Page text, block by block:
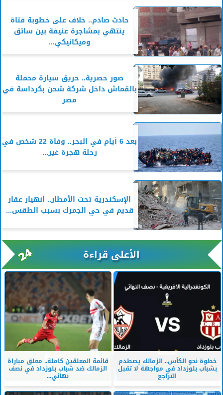
حادث صادم.. خلاف على خطوبة فتاة
ينتهي بمشاجرة عنيفة بين سائق
وميكانيكي...
صور حصرية.. حريق سيارة محملة
بالقماش داخل شركة شحن بكرداسة في
مصر
بعد 6 أيام في البحر.. وفاة 22 شخص في
رحلة هجرة غير...
الإسكندرية تحت الأمطار.. انهيار عقار
قديم في حي الجمرك بسبب الطقس...
الأعلى قراءة
خطوة نحو الكأس.. الزمالك يصطدم
بشباب بلوزداد في مواجهة لا تقبل
التراجع
قائمة المعلقين كاملة.. معلق مباراة
الزمالك ضد شباب بلوزداد في نصف
نهائي...